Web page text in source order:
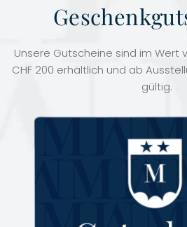
Unsere Gutscheine sind im Wert
CHF 200 erhältlich und ab
gültig.